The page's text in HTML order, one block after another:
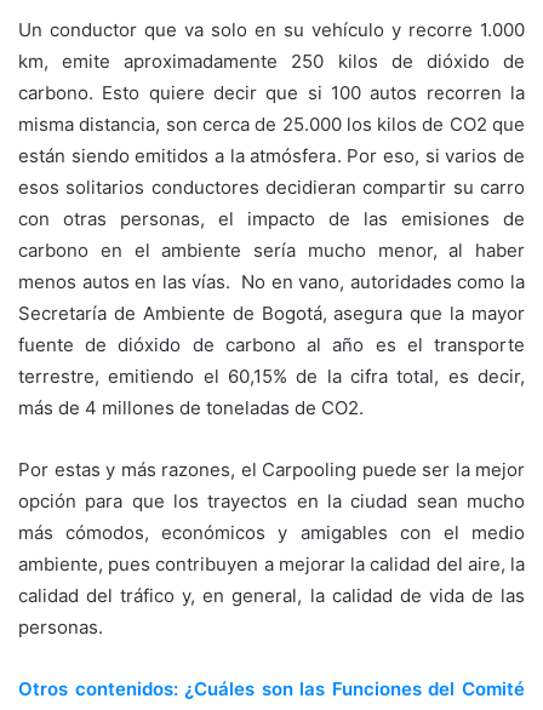
Un conductor que va solo en su vehículo y recorre 1.000
km, emite aproximadamente 250 kilos de dióxido de
carbono. Esto quiere decir que si 100 autos recorren la
misma distancia, son cerca de 25.000 los kilos de CO2 que
están siendo emitidos a la atmósfera. Por eso, si varios de
esos solitarios conductores decidieran compartir su carro
con otras personas, el impacto de las emisiones de
carbono en el ambiente sería mucho menor, al haber
menos autos en las vías. No en vano, autoridades como la
Secretaría de Ambiente de Bogotá, asegura que la mayor
fuente de dióxido de carbono al año es el transporte
terrestre, emitiendo el 60,15% de la cifra total, es decir,
más de 4 millones de toneladas de CO2.
Por estas y más razones, el Carpooling puede ser la mejor
opción para que los trayectos en la ciudad sean mucho
más cómodos, económicos y amigables con el medio
ambiente, pues contribuyen a mejorar la calidad del aire, la
calidad del tráfico y, en general, la calidad de vida de las
personas.
Otros contenidos: ¿Cuáles son las Funciones del Comité